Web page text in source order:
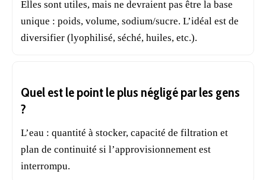
Elles sont utiles, mais ne devraient pas être la base
unique : poids, volume, sodium/sucre. L’idéal est de
diversifier (lyophilisé, séché, huiles, etc.).
Quel est le point le plus négligé par les gens
?
L’eau : quantité à stocker, capacité de filtration et
plan de continuité si l’approvisionnement est
interrompu.